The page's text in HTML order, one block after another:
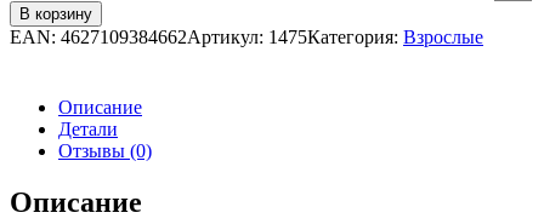
В корзину
EAN: 4627109384662Артикул: 1475Категория: Взрослые
Описание
Детали
Отзывы (0)
Описание